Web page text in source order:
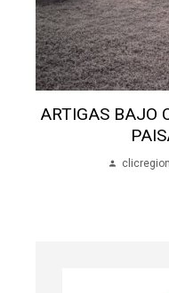
ARTIGAS BAJO